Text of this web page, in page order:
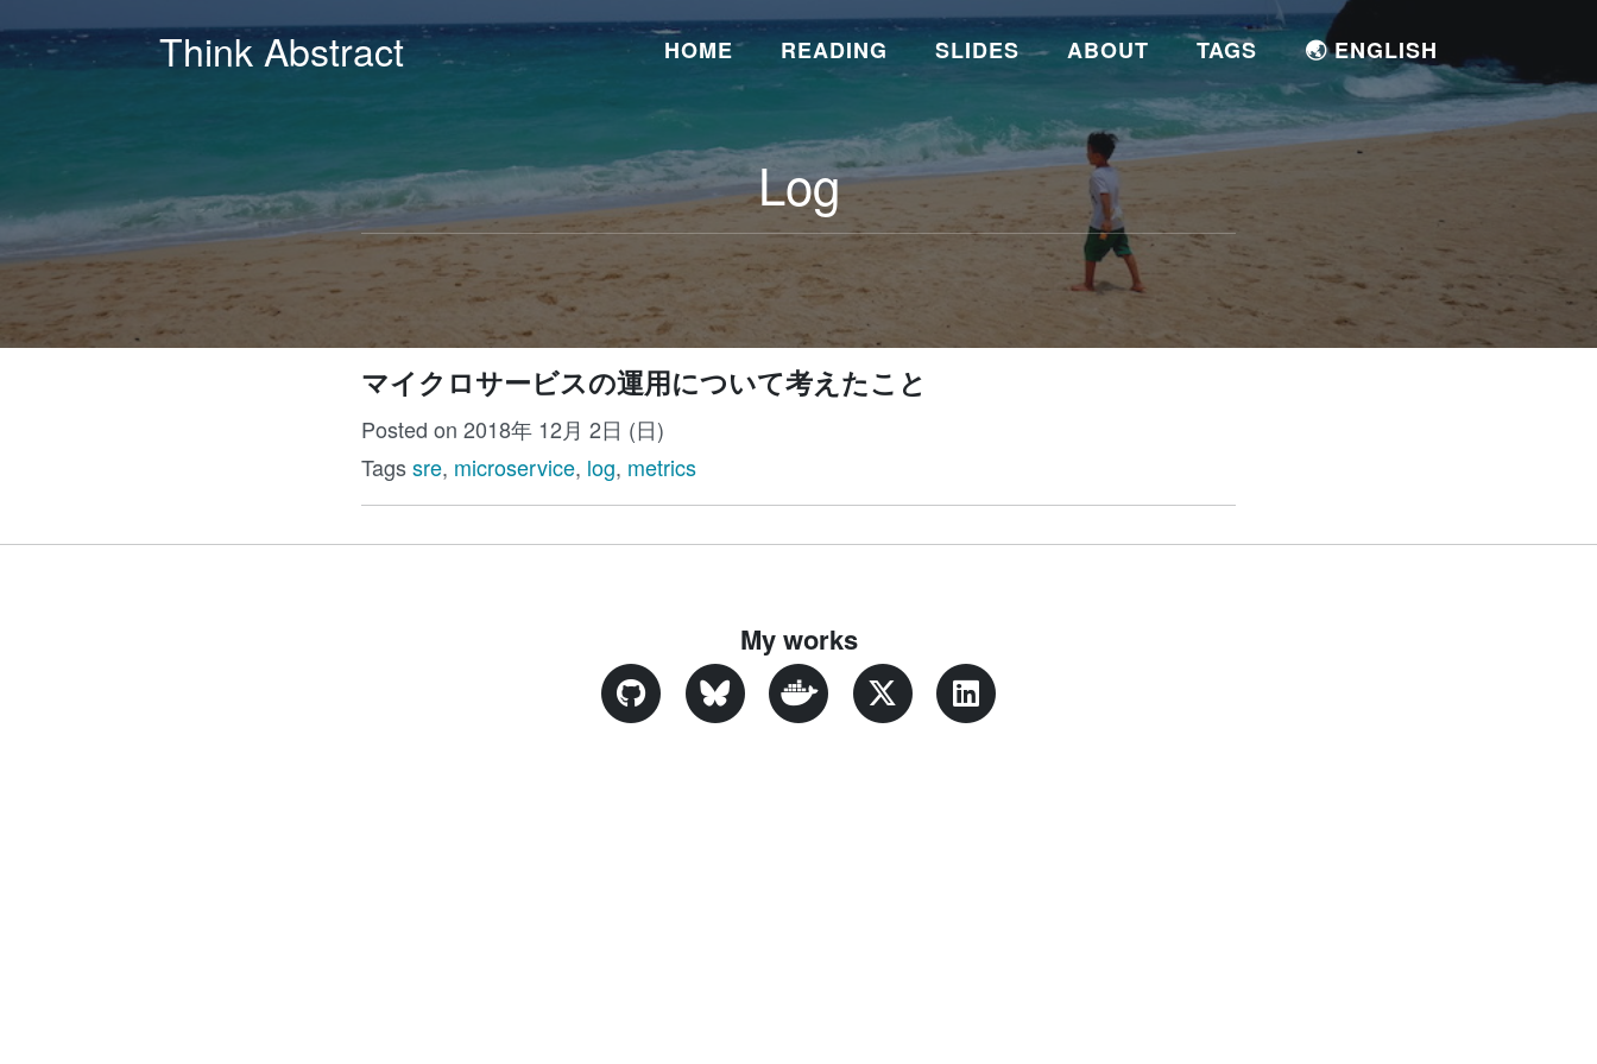
Think Abstract HOME READING SLIDES ABOUT TAGS 🌏 ENGLISH
Log
マイクロサービスの運用について考えたこと
Posted on 2018年 12月 2日 (日)
Tagssre, microservice, log, metrics
My works